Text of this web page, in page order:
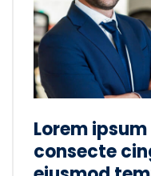
Lorem
consecte